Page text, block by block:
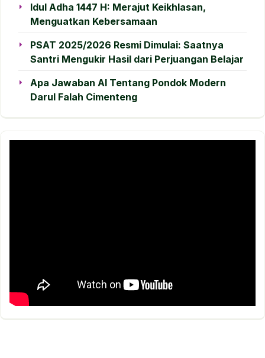
Idul Adha 1447 H: Merajut Keikhlasan,
Menguatkan Kebersamaan
PSAT 2025/2026 Resmi Dimulai: Saatnya
Santri Mengukir Hasil dari Perjuangan Belajar
Apa Jawaban AI Tentang Pondok Modern
Darul Falah Cimenteng